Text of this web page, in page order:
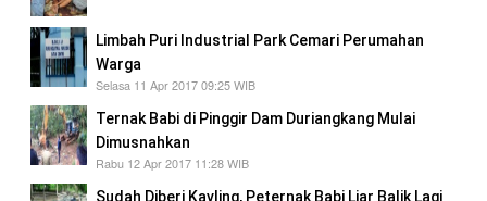
Limbah Puri Industrial Park Cemari Perumahan
Warga
Selasa 11 Apr 2017 09:25 WIB
Ternak Babi di Pinggir Dam Duriangkang Mulai
Dimusnahkan
Rabu 12 Apr 2017 11:28 WIB
Sudah Diberi Kavling, Peternak Babi Liar Balik Lagi